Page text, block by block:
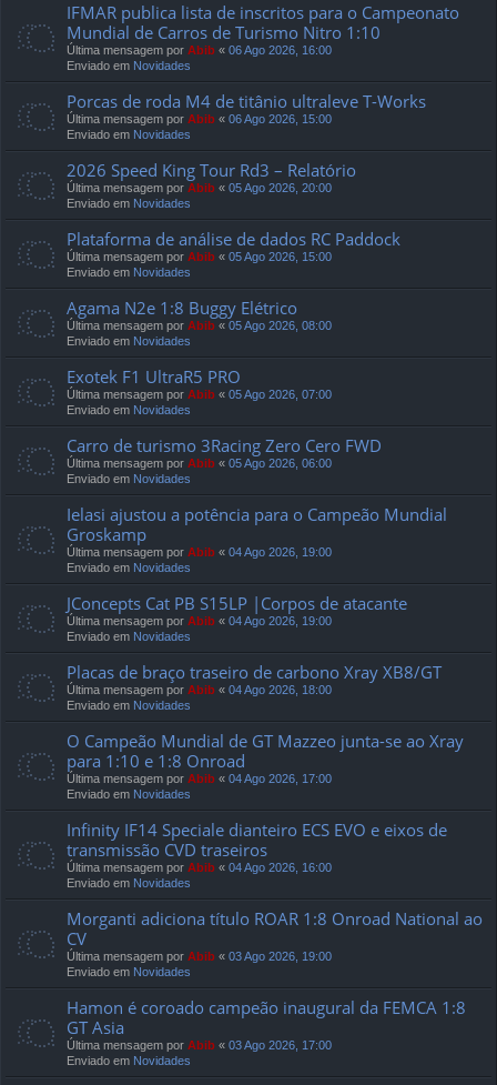
IFMAR publica lista de inscritos para o Campeonato
Mundial de Carros de Turismo Nitro 1:10
Última mensagem por Abib « 06 Ago 2026, 16:00
Enviado em Novidades
Porcas de roda M4 de titânio ultraleve T-Works
Última mensagem por Abib « 06 Ago 2026, 15:00
Enviado em Novidades
2026 Speed ​​King Tour Rd3 – Relatório
Última mensagem por Abib « 05 Ago 2026, 20:00
Enviado em Novidades
Plataforma de análise de dados RC Paddock
Última mensagem por Abib « 05 Ago 2026, 15:00
Enviado em Novidades
Agama N2e 1:8 Buggy Elétrico
Última mensagem por Abib « 05 Ago 2026, 08:00
Enviado em Novidades
Exotek F1 UltraR5 PRO
Última mensagem por Abib « 05 Ago 2026, 07:00
Enviado em Novidades
Carro de turismo 3Racing Zero Cero FWD
Última mensagem por Abib « 05 Ago 2026, 06:00
Enviado em Novidades
Ielasi ajustou a potência para o Campeão Mundial
Groskamp
Última mensagem por Abib « 04 Ago 2026, 19:00
Enviado em Novidades
JConcepts Cat PB S15LP |Corpos de atacante
Última mensagem por Abib « 04 Ago 2026, 19:00
Enviado em Novidades
Placas de braço traseiro de carbono Xray XB8/GT
Última mensagem por Abib « 04 Ago 2026, 18:00
Enviado em Novidades
O Campeão Mundial de GT Mazzeo junta-se ao Xray
para 1:10 e 1:8 Onroad
Última mensagem por Abib « 04 Ago 2026, 17:00
Enviado em Novidades
Infinity IF14 Speciale dianteiro ECS EVO e eixos de
transmissão CVD traseiros
Última mensagem por Abib « 04 Ago 2026, 16:00
Enviado em Novidades
Morganti adiciona título ROAR 1:8 Onroad National ao
CV
Última mensagem por Abib « 03 Ago 2026, 19:00
Enviado em Novidades
Hamon é coroado campeão inaugural da FEMCA 1:8
GT Asia
Última mensagem por Abib « 03 Ago 2026, 17:00
Enviado em Novidades